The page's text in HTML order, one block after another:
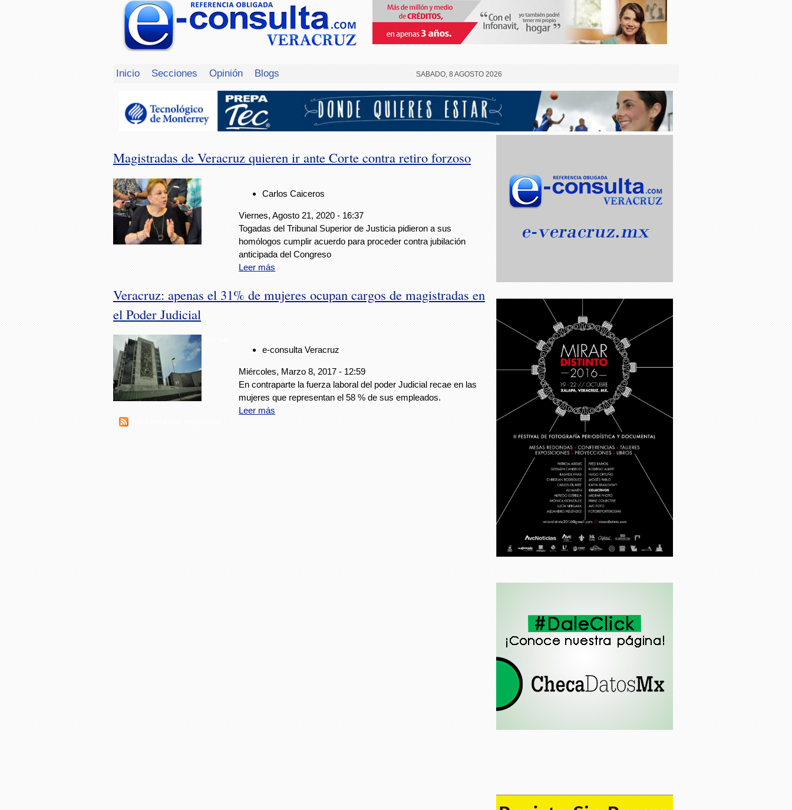
Inicio Secciones Opinión Blogs SABADO, 8 AGOSTO 2026
Magistradas de Veracruz quieren ir ante Corte contra retiro forzoso
Carlos Caiceros
Viernes, Agosto 21, 2020 - 16:37
Togadas del Tribunal Superior de Justicia pidieron a sus
homólogos cumplir acuerdo para proceder contra jubilación
anticipada del Congreso
Leer más
Veracruz: apenas el 31% de mujeres ocupan cargos de magistradas en
el Poder Judicial
e-consulta Veracruz
Miércoles, Marzo 8, 2017 - 12:59
En contraparte la fuerza laboral del poder Judicial recae en las
mujeres que representan el 58 % de sus empleados.
Leer más